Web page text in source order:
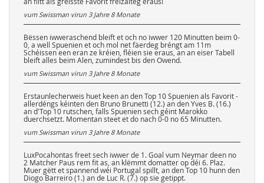
vum Swissman virun 3 Jahre 8 Monate
Bëssen iwweraschend bleift et och no iwwer 120 Minutten beim 0-
0, a well Spuenien et och mol net fäerdeg bréngt am 11m
Schéissen een eran ze kréien, fléien sie eraus, an an eiser Tabell
bleift alles beim Alen, zumindest bis den Owend.
vum Swissman virun 3 Jahre 8 Monate
Erstaunlecherweis huet keen an den Top 10 Spuenien als Favorit -
allerdéngs kéinten den Bruno Brunetti (12.) an den Yves B. (16.)
an d'Top 10 rutschen, falls Spuenien sech géint Marokko
duerchsetzt. Momentan steet et do nach 0-0 no 65 Minutten.
vum Swissman virun 3 Jahre 8 Monate
LuxPocahontas freet sech iwwer de 1. Goal vum Neymar deen no
2 Matcher Paus rem fit as, an klëmmt domatter op déi 6. Plaz.
Muer gëtt et spannend wéi Portugal spillt, an den Top 10 hunn den
Diogo Barreiro (1.) an de Luc R. (7.) op sie getippt.